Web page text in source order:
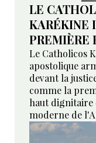
LE
KARÉKINE
PREMIÈRE
Le Catholicos
apostolique
devant la
comme la
haut dignitaire
moderne de